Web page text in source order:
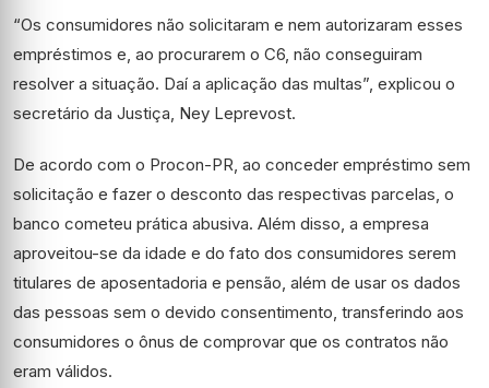
“Os consumidores não solicitaram e nem autorizaram esses
empréstimos e, ao procurarem o C6, não conseguiram
resolver a situação. Daí a aplicação das multas”, explicou o
secretário da Justiça, Ney Leprevost.
De acordo com o Procon-PR, ao conceder empréstimo sem
solicitação e fazer o desconto das respectivas parcelas, o
banco cometeu prática abusiva. Além disso, a empresa
aproveitou-se da idade e do fato dos consumidores serem
titulares de aposentadoria e pensão, além de usar os dados
das pessoas sem o devido consentimento, transferindo aos
consumidores o ônus de comprovar que os contratos não
eram válidos.